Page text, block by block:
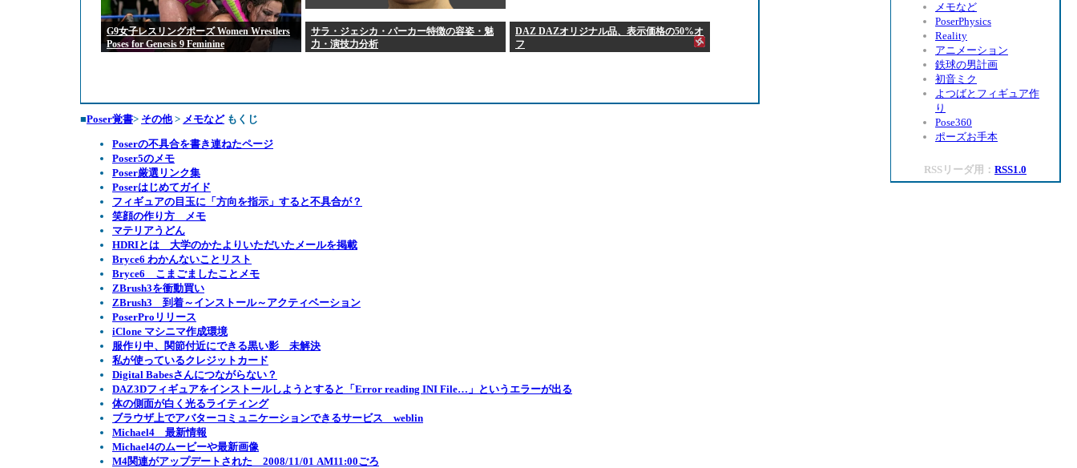
G9女子レスリングポーズ Women Wrestlers
Poses for Genesis 9 Feminine
サラ・ジェシカ・パーカー特徴の容姿・魅
力・演技力分析
DAZ DAZオリジナル品、表示価格の50%オ
フ
■Poser覚書> その他> メモなどもくじ
Poserの不具合を書き連ねたページ
Poser5のメモ
Poser厳選リンク集
Poserはじめてガイド
フィギュアの目玉に「方向を指示」すると不具合が？
笑顔の作り方 メモ
マテリアうどん
HDRIとは 大学のかたよりいただいたメールを掲載
Bryce6 わかんないことリスト
Bryce6 こまごましたことメモ
ZBrush3を衝動買い
ZBrush3 到着～インストール～アクティベーション
PoserProリリース
iClone マシニマ作成環境
服作り中、関節付近にできる黒い影 未解決
私が使っているクレジットカード
Digital Babesさんにつながらない？
DAZ3Dフィギュアをインストールしようとすると「Error reading INI File…」というエラーが出る
体の側面が白く光るライティング
ブラウザ上でアバターコミュニケーションできるサービス weblin
Michael4 最新情報
Michael4のムービーや最新画像
M4関連がアップデートされた 2008/11/01 AM11:00ごろ
メモなど
PoserPhysics
Reality
アニメーション
鉄球の男計画
初音ミク
よつばとフィギュア作
り
Pose360
ポーズお手本
RSSリーダ用： RSS1.0